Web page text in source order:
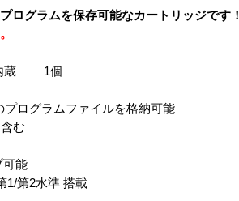
ログラムを保存可能なカートリッジです！
内蔵 1個
プログラムファイルを格納可能
む
可能
1/第2水準 搭載